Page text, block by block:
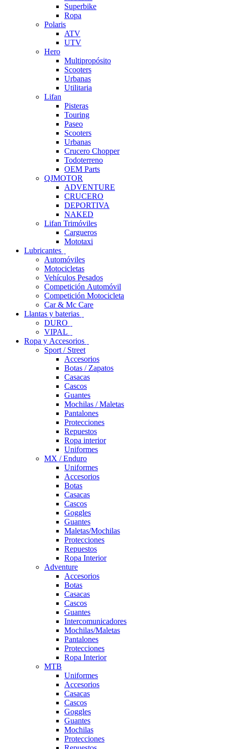
Superbike
Ropa
Polaris
ATV
UTV
Hero
Multipropósito
Scooters
Urbanas
Utilitaria
Lifan
Pisteras
Touring
Paseo
Scooters
Urbanas
Crucero Chopper
Todoterreno
OEM Parts
QJMOTOR
ADVENTURE
CRUCERO
DEPORTIVA
NAKED
Lifan Trimóviles
Cargueros
Mototaxi
Lubricantes
Automóviles
Motocicletas
Vehículos Pesados
Competición Automóvil
Competición Motocicleta
Car & Mc Care
Llantas y baterias
DURO
VIPAL
Ropa y Accesorios
Sport / Street
Accesorios
Botas / Zapatos
Casacas
Cascos
Guantes
Mochilas / Maletas
Pantalones
Protecciones
Repuestos
Ropa interior
Uniformes
MX / Enduro
Uniformes
Accesorios
Botas
Casacas
Cascos
Goggles
Guantes
Maletas/Mochilas
Protecciones
Repuestos
Ropa Interior
Adventure
Accesorios
Botas
Casacas
Cascos
Guantes
Intercomunicadores
Mochilas/Maletas
Pantalones
Protecciones
Ropa Interior
MTB
Uniformes
Accesorios
Casacas
Cascos
Goggles
Guantes
Mochilas
Protecciones